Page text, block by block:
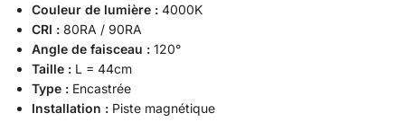
Couleur de lumière : 4000K
CRI : 80RA / 90RA
Angle de faisceau : 120°
Taille : L = 44cm
Type : Encastrée
Installation : Piste magnétique